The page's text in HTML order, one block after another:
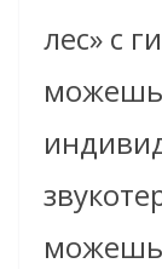
лес» с
можешь
можешь